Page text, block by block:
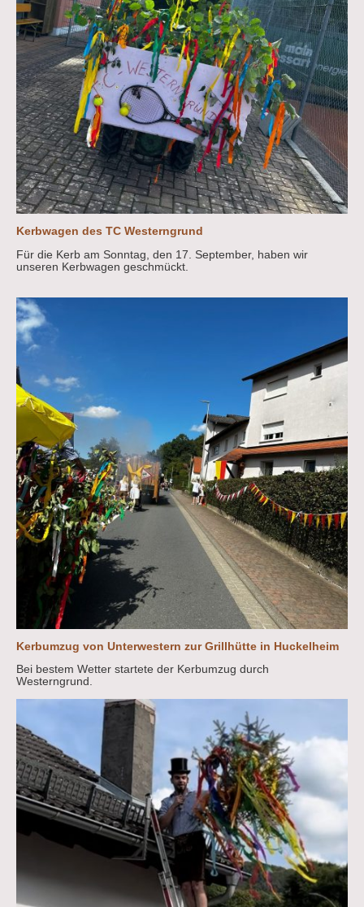
Kerbwagen des TC Westerngrund
Für die Kerb am Sonntag, den 17. September, haben wir
unseren Kerbwagen geschmückt.
Kerbumzug von Unterwestern zur Grillhütte in Huckelheim
Bei bestem Wetter startete der Kerbumzug durch
Westerngrund.